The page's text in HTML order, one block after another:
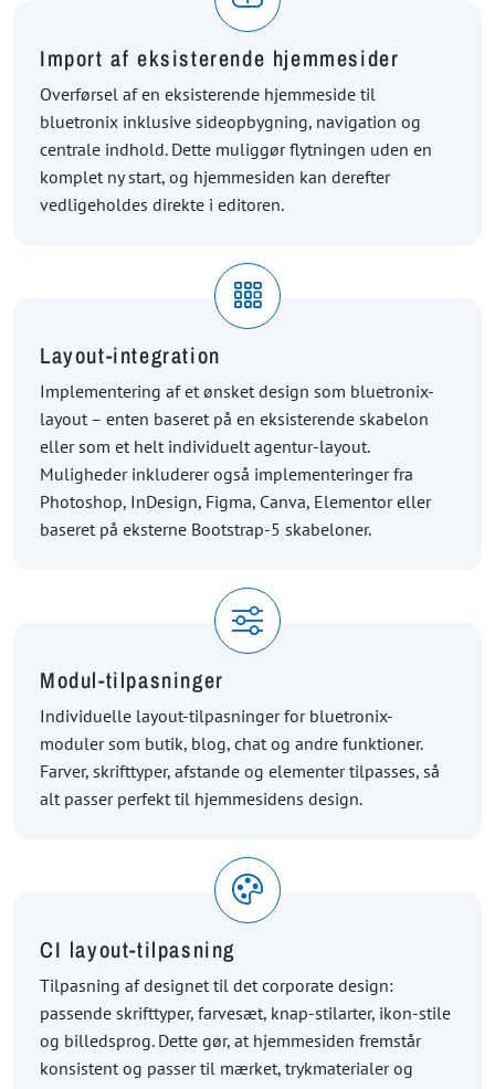
Import af eksisterende hjemmesider
Overførsel af en eksisterende hjemmeside til
bluetronix inklusive sideopbygning, navigation og
centrale indhold. Dette muliggør flytningen uden en
komplet ny start, og hjemmesiden kan derefter
vedligeholdes direkte i editoren.
Layout-integration
Implementering af et ønsket design som bluetronix-
layout – enten baseret på en eksisterende skabelon
eller som et helt individuelt agentur-layout.
Muligheder inkluderer også implementeringer fra
Photoshop, InDesign, Figma, Canva, Elementor eller
baseret på eksterne Bootstrap-5 skabeloner.
Modul-tilpasninger
Individuelle layout-tilpasninger for bluetronix-
moduler som butik, blog, chat og andre funktioner.
Farver, skrifttyper, afstande og elementer tilpasses, så
alt passer perfekt til hjemmesidens design.
CI layout-tilpasning
Tilpasning af designet til det corporate design:
passende skrifttyper, farvesæt, knap-stilarter, ikon-stile
og billedsprog. Dette gør, at hjemmesiden fremstår
konsistent og passer til mærket, trykmaterialer og